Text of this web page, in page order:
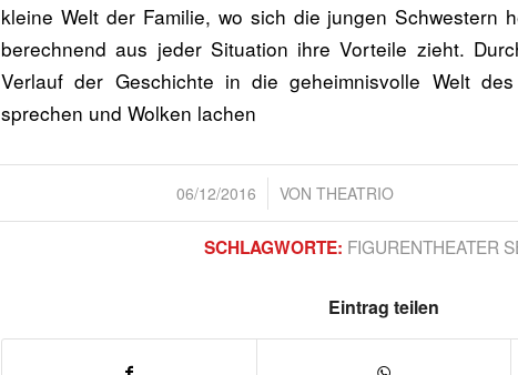
kleine Welt der Familie, wo sich die jungen Schwestern
berechnend aus jeder Situation ihre Vorteile zieht.
Verlauf der Geschichte in die geheimnisvolle Welt
sprechen und Wolken lachen
06/12/2016
/ VON THEATRIO
SCHLAGWORTE: FIGURENTHEATER
Eintrag teilen